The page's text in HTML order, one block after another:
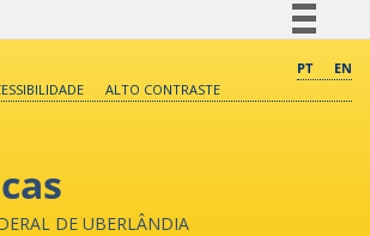
Comunica BR
PT
EN
ALTO CONTRASTE
DE UBERLÂNDIA